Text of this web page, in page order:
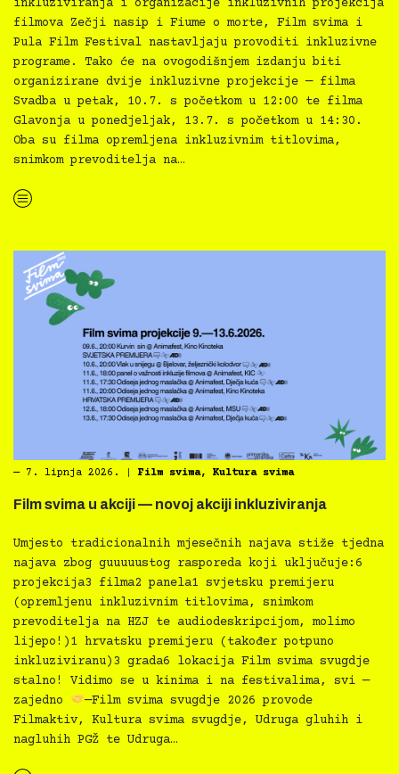
inkluziviranja i organizacije inkluzivnih projekcija
filmova Zečji nasip i Fiume o morte, Film svima i
Pula Film Festival nastavljaju provoditi inkluzivne
programe. Tako će na ovogodišnjem izdanju biti
organizirane dvije inkluzivne projekcije — filma
Svadba u petak, 10.7. s početkom u 12:00 te filma
Glavonja u ponedjeljak, 13.7. s početkom u 14:30.
Oba su filma opremljena inkluzivnim titlovima,
snimkom prevoditelja na…
“Film svima i Pula Film Festival drugu godinu zaredom zajedno inkluziviraju”
― 7. lipnja 2026. Film svima, Kultura svima
Film svima u akciji — novoj akciji inkluziviranja
Umjesto tradicionalnih mjesečnih najava stiže tjedna
najava zbog guuuuustog rasporeda koji uključuje:6
projekcija3 filma2 panela1 svjetsku premijeru
(opremljenu inkluzivnim titlovima, snimkom
prevoditelja na HZJ te audiodeskripcijom, molimo
lijepo!)1 hrvatsku premijeru (također potpuno
inkluziviranu)3 grada6 lokacija Film svima svugdje
stalno! Vidimo se u kinima i na festivalima, svi —
zajedno
—Film svima svugdje 2026 provode
Filmaktiv, Kultura svima svugdje, Udruga gluhih i
nagluhih PGŽ te Udruga…